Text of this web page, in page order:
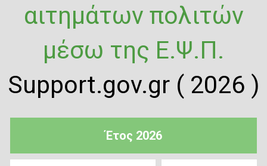
Έτος 2026
αιτημάτων πολιτών
μέσω της Ε.Ψ.Π.
Support.gov.gr ( 2026 )